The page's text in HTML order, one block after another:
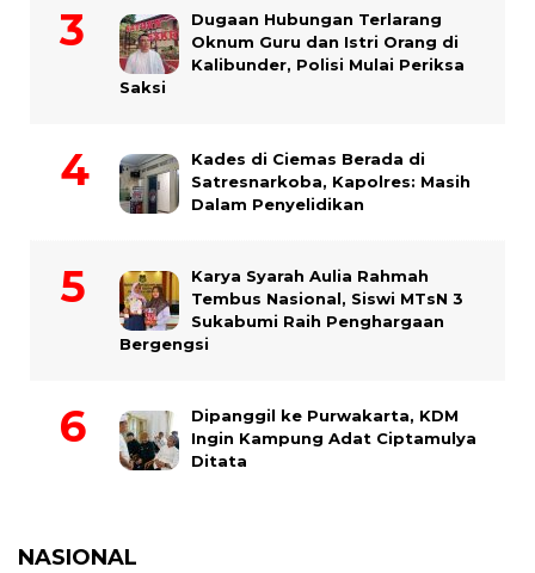
Dugaan Hubungan Terlarang
Oknum Guru dan Istri Orang di
Kalibunder, Polisi Mulai Periksa
Saksi
Kades di Ciemas Berada di
Satresnarkoba, Kapolres: Masih
Dalam Penyelidikan
Karya Syarah Aulia Rahmah
Tembus Nasional, Siswi MTsN 3
Sukabumi Raih Penghargaan
Bergengsi
Dipanggil ke Purwakarta, KDM
Ingin Kampung Adat Ciptamulya
Ditata
NASIONAL